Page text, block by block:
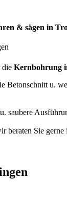
& sägen in
die Kernbohrung
Betonschnitt u.
saubere
beraten Sie